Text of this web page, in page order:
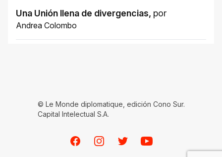
Una Unión llena de divergencias, por
Andrea Colombo
© Le Monde diplomatique, edición Cono Sur.
Capital Intelectual S.A.
FacebookInstagramTwitterYoutube